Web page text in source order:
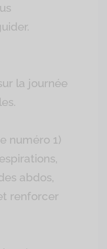
la journée
numéro 1)
abdos,
renforcer